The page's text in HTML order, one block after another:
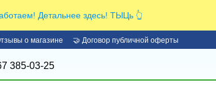
Детальнее здесь! ТЫЦь 👆
о магазине
🤝 Договор публичной оферты
385-03-25